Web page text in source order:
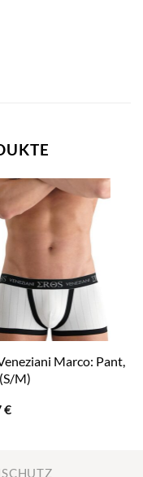
Marco: Pant,
M)
€